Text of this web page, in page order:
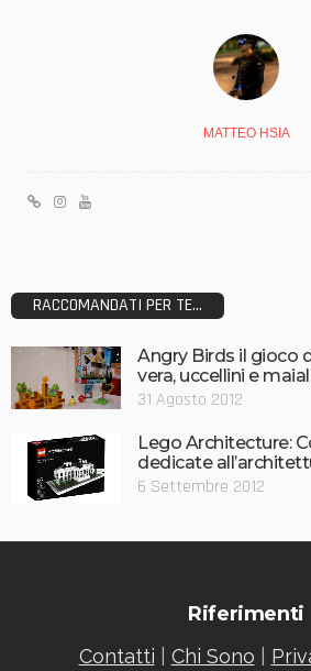
MATTEO HSIA
RACCOMANDATI PER TE...
Angry Birds il gioco
vera, uccellini e
31 Agosto 2012
Lego Architecture:
dedicate
6 Settembre 2012
Riferimenti
Contatti Chi Sono